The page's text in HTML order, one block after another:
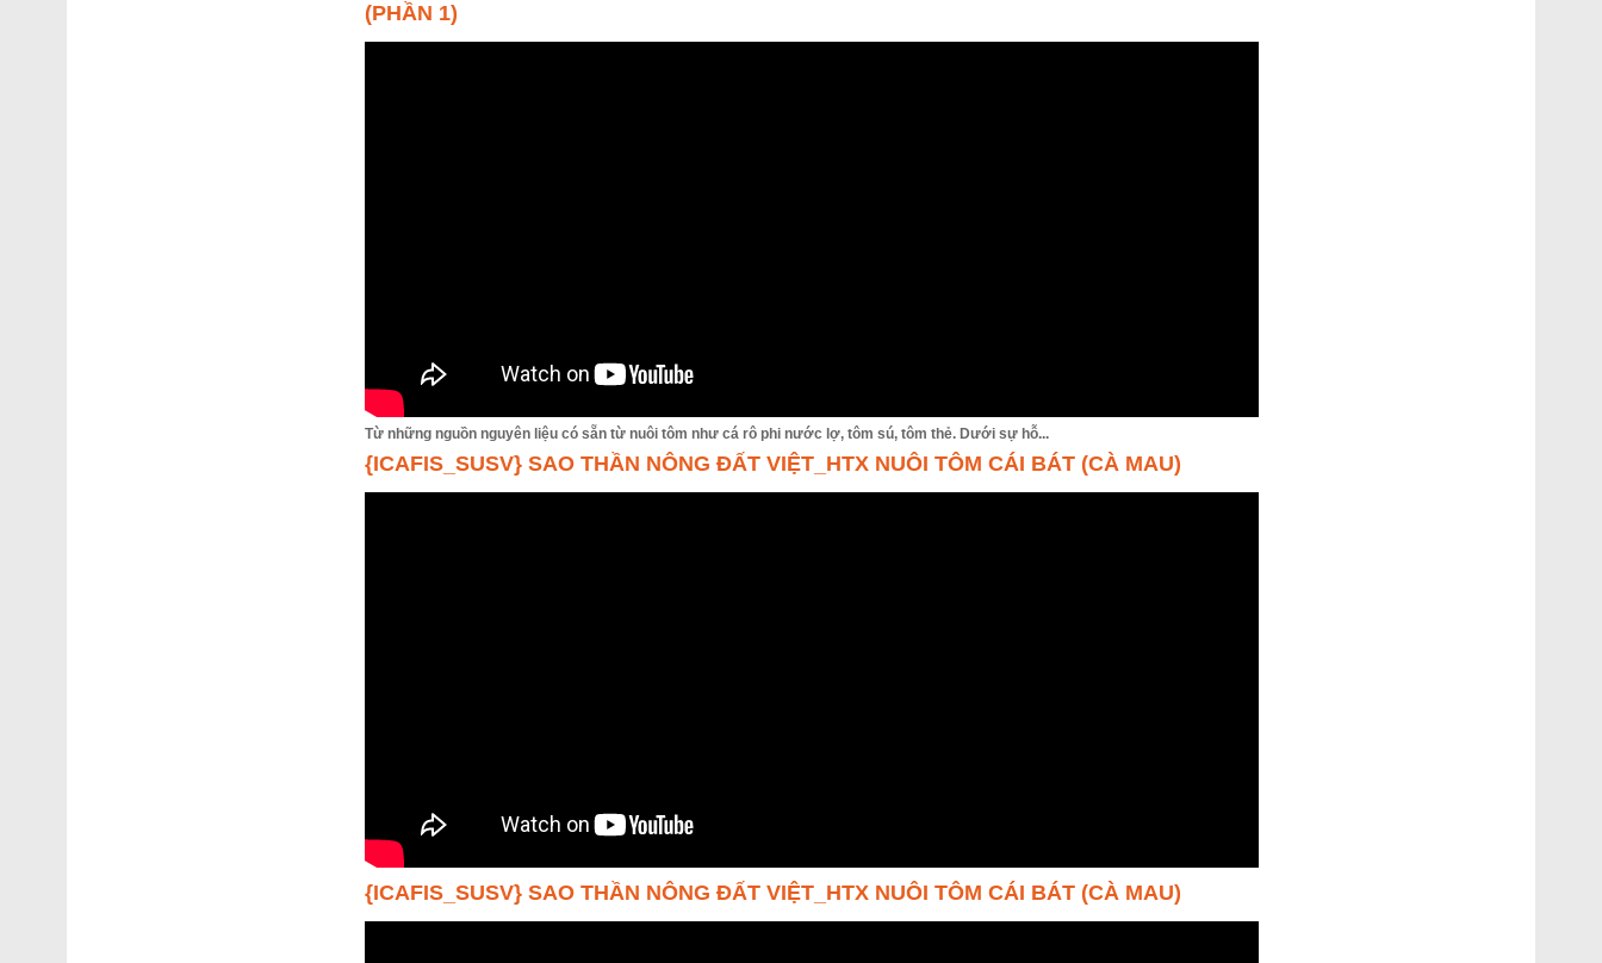
(PHẦN 1)
Từ những nguồn nguyên liệu có sẵn từ nuôi tôm như cá rô phi nước lợ, tôm sú, tôm thẻ. Dưới sự hỗ...
{ICAFIS_SUSV} SAO THẦN NÔNG ĐẤT VIỆT_HTX NUÔI TÔM CÁI BÁT (CÀ MAU)
{ICAFIS_SUSV} SAO THẦN NÔNG ĐẤT VIỆT_HTX NUÔI TÔM CÁI BÁT (CÀ MAU)